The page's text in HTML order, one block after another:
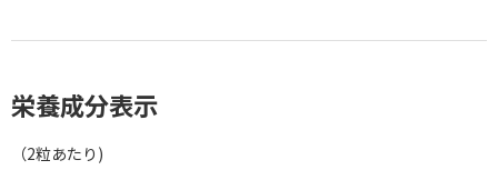
栄養成分表示
（2粒あたり)